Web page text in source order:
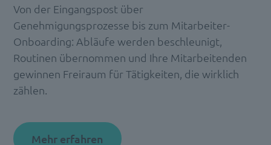
Von der Eingangspost über
Genehmigungsprozesse bis zum Mitarbeiter-
Onboarding: Abläufe werden beschleunigt,
Routinen übernommen und Ihre Mitarbeitenden
gewinnen Freiraum für Tätigkeiten, die wirklich
zählen.
Mehr erfahren